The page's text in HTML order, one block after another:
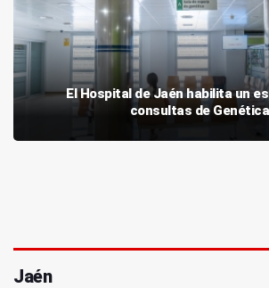
El Hospital de Jaén habilita un
consultas de Genética
Jaén